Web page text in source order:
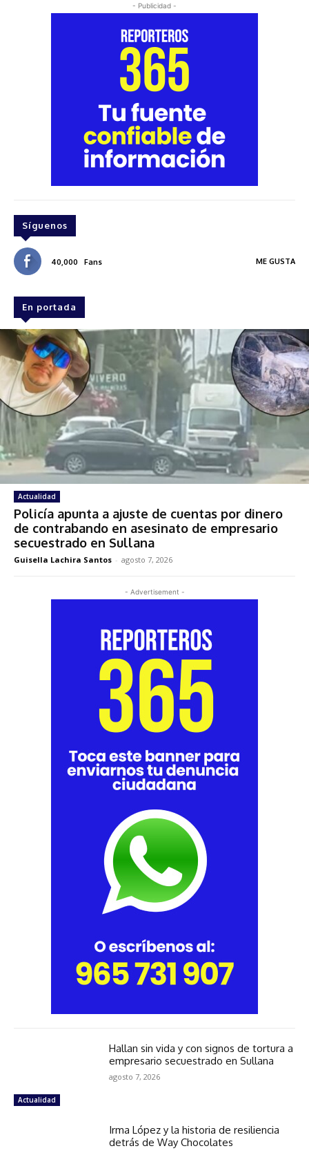
- Publicidad -
Síguenos
40,000 Fans ME GUSTA
En portada
Actualidad
Policía apunta a ajuste de cuentas por dinero
de contrabando en asesinato de empresario
secuestrado en Sullana
Guisella Lachira Santos - agosto 7, 2026
- Advertisement -
Actualidad
Hallan sin vida y con signos de tortura a
empresario secuestrado en Sullana
agosto 7, 2026
Irma López y la historia de resiliencia
detrás de Way Chocolates